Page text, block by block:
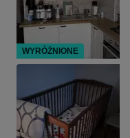
WYRÓŻNIONE